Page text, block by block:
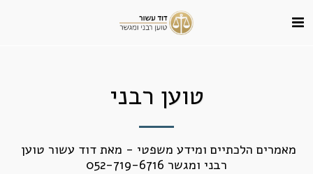
טוען רבני
רבני ומגשר 052-719-6716